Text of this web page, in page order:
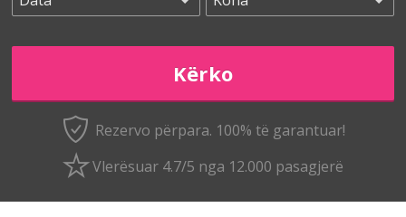
Rezervo përpara. 100% të garantuar!
Vlerësuar 4.7/5 nga 12.000 pasagjerë